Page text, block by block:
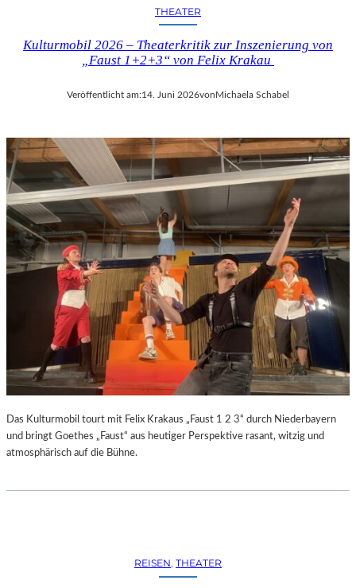
THEATER
Kulturmobil 2026 – Theaterkritik zur Inszenierung von
„Faust 1+2+3“ von Felix Krakau
Veröffentlicht am:14. Juni 2026vonMichaela Schabel
Das Kulturmobil tourt mit Felix Krakaus „Faust 1 2 3“ durch Niederbayern
und bringt Goethes „Faust“ aus heutiger Perspektive rasant, witzig und
atmosphärisch auf die Bühne.
REISEN, THEATER